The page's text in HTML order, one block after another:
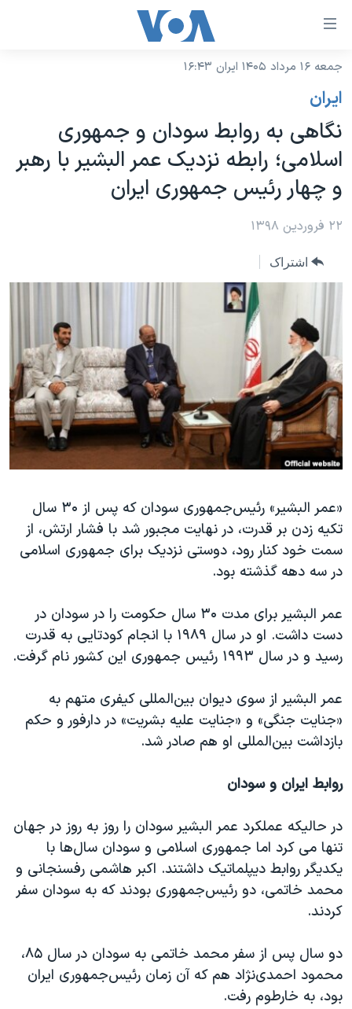
لینکهای
دسترسی
جهش
محتوای
اصلی
جهش
به
صفحه
جهش
به
جستجو
نسخه سبک وب‌سایت
موضوع ها
ایران
آمریکا
جهان
ورزشی
گزیده‌ها
ویدیوها
فرهنگ و زندگی
حقوق شهروندی
اقتصادی
علم و فناوری
گالری عکس
آرشیو پخش زنده
برنامه های تلویزیونی
جدول برنامه ها
صفحه‌های ویژه
جام جهانی ۲۰۲۶
عملیات خشم حماسی
بایگانی برنامه‌های تلویزیونی
مستندها
انتخابات ریاست جمهوری آمریکا ۲۰۲۴
حمله جمهوری اسلامی به اسرائیل
رمز مهسا
اعتراضات زن، زندگی، آزادی
مجموعه مستندهای دادخواهی
تریبونال مردمی آبان ۹۸
چهل سال گروگان‌گیری
قانون شفافیت دارائی کادر رهبری ایران
اسرائیل در جنگ
نرگس محمدی برنده جایزه نوبل صلح
صفحه‌های ویژه
سفر پرزیدنت ترامپ به چین
فرکانس‌های صدای آمریکا
پخش رادیویی
یادگیری زبان انگلیسی
دنبال کنید
زبانهای مختلف
جمعه ۱۶ مرداد ۱۴۰۵ ایران ۱۶:۴۳
ايران
نگاهی به روابط سودان و جمهوری
اسلامی؛ رابطه نزدیک عمر البشیر با رهبر
و چهار رئیس جمهوری ایران
۲۲ فروردین ۱۳۹۸
اشتراک
«عمر البشیر» رئيس‌جمهوری سودان که پس از ۳۰ سال
تکیه زدن بر قدرت، در نهایت مجبور شد با فشار ارتش، از
سمت خود کنار رود، دوستی نزدیک برای جمهوری اسلامی
در سه دهه گذشته بود.
عمر البشیر برای مدت ۳۰ سال حکومت را در سودان در
دست داشت. او در سال ۱۹۸۹ با انجام کودتایی به قدرت
رسید و در سال ۱۹۹۳ رئیس جمهوری این کشور نام گرفت.
عمر البشیر از سوی دیوان بین‌المللی کیفری متهم به
«جنایت جنگی» و «جنایت علیه بشریت» در دارفور و حکم
بازداشت بین‌المللی او هم صادر شد.
روابط ایران و سودان
در حالیکه عملکرد عمر البشیر سودان را روز به روز در جهان
تنها می کرد اما جمهوری اسلامی و سودان سال‌ها با
یکدیگر روابط دیپلماتیک داشتند. اکبر هاشمی رفسنجانی و
محمد خاتمی، دو رئیس‌جمهوری بودند که به سودان سفر
کردند.
دو سال پس از سفر محمد خاتمی به سودان در سال ۸۵،
محمود احمدی‌نژاد هم که آن زمان رئیس‌جمهوری ایران
بود، به خارطوم رفت.